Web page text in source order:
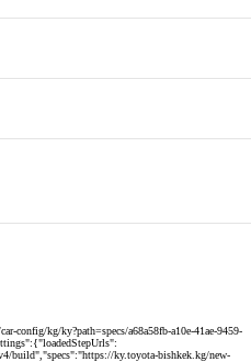
config/kg/ky?path=specs/a68a58fb-a10e-41ae-9459-
build","specs":"https://ky.toyota-bishkek.kg/new-